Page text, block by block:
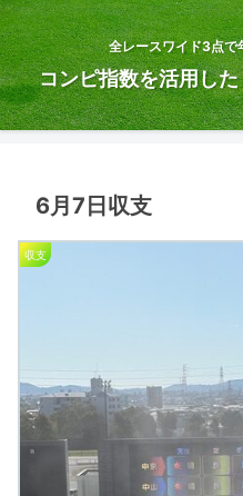
全レースワイド3点
コンピ指数を活用し
6月7日収支
収支